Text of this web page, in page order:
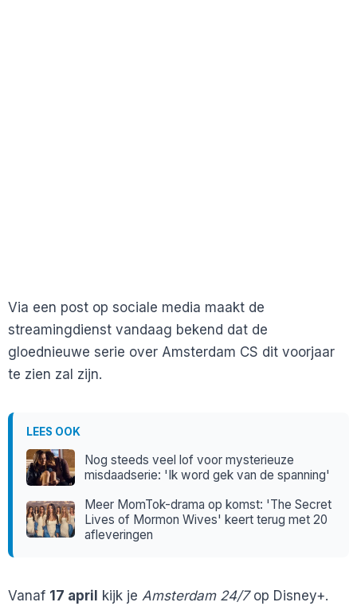
Via een post op sociale media maakt de
streamingdienst vandaag bekend dat de
gloednieuwe serie over Amsterdam CS dit voorjaar
te zien zal zijn.
LEES OOK
Nog steeds veel lof voor mysterieuze
misdaadserie: 'Ik word gek van de spanning'
Meer MomTok-drama op komst: 'The Secret
Lives of Mormon Wives' keert terug met 20
afleveringen
Vanaf 17 april kijk je Amsterdam 24/7op Disney+.